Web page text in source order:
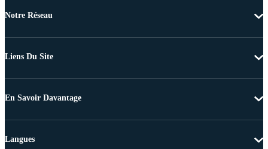
Notre Réseau
Liens Du Site
En Savoir Davantage
Langues